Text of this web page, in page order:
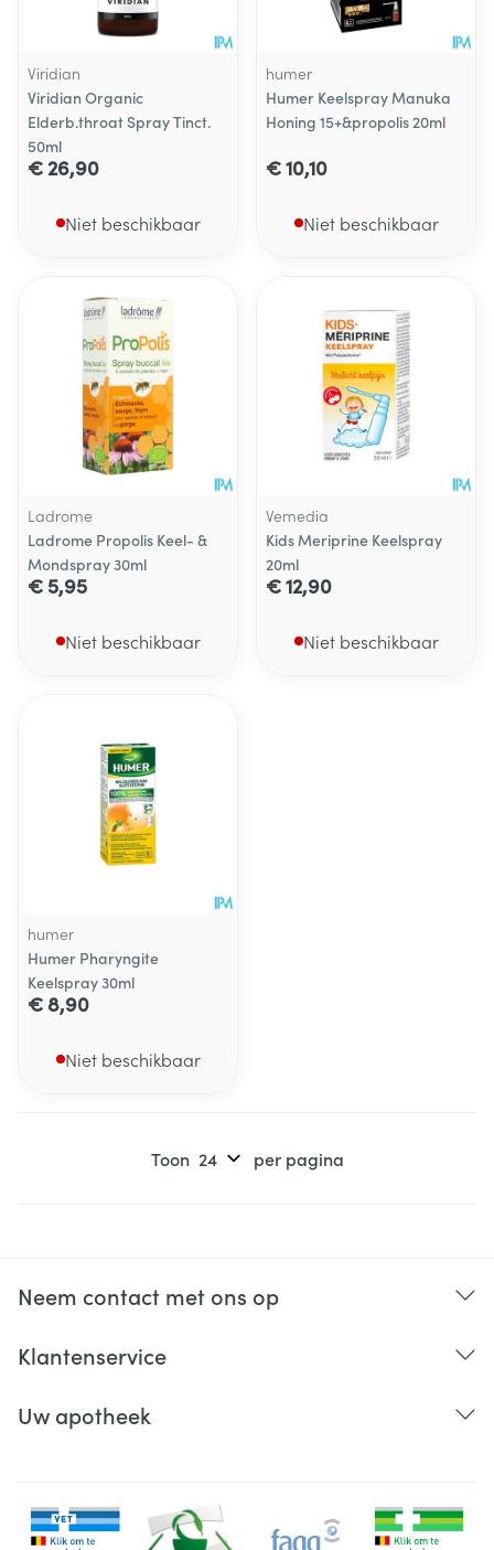
Viridian
Viridian Organic
Elderb.throat Spray Tinct.
50ml
€ 26,90
Niet beschikbaar
humer
Humer Keelspray Manuka
Honing 15+&propolis 20ml
€ 10,10
Niet beschikbaar
Ladrome
Ladrome Propolis Keel- &
Mondspray 30ml
€ 5,95
Niet beschikbaar
Vemedia
Kids Meriprine Keelspray
20ml
€ 12,90
Niet beschikbaar
humer
Humer Pharyngite
Keelspray 30ml
€ 8,90
Niet beschikbaar
Toon per pagina
Neem contact met ons op
Klantenservice
Uw apotheek